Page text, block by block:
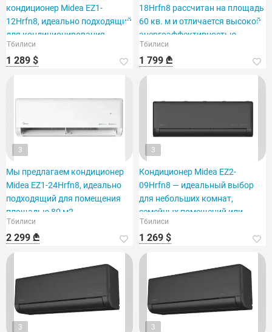
кондиционер Midea EZ1-
12Hrfn8, идеально подходящий
для кондиционирования
помещения площадью 40 м2.
Тбилиси
1 289 $
18Hrfn8 рассчитан на площадь
60 кв. м и отличается высокой
энергоэффективностью.
Тбилиси
1 799 ₾
3
Мы предлагаем кондиционер
Midea EZ1-24Hrfn8, идеально
подходящий для помещения
площадью 80 м2.
Тбилиси
2 299 ₾
3
Кондиционер Midea EZ2-
09Hrfn8 — идеальный выбор
для небольших комнат,
семейных помещений или
офисов.
Тбилиси
1 269 $
3 3